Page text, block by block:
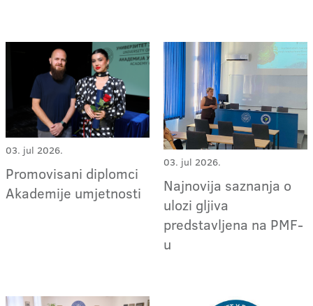
03. jul 2026.
Promovisani diplomci
Akademije umjetnosti
03. jul 2026.
Najnovija saznanja o
ulozi gljiva
predstavljena na PMF-
u